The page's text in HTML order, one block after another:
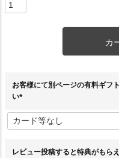
カ
お客様にて別ページの有料ギフ
い
必
須
レビュー投稿すると特典がもら